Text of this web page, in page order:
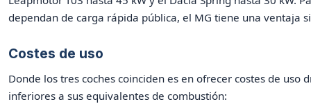
dependan de carga rápida pública, el MG tiene una ventaja
Costes de uso
Donde los tres coches coinciden es en ofrecer costes de uso
inferiores a sus equivalentes de combustión: